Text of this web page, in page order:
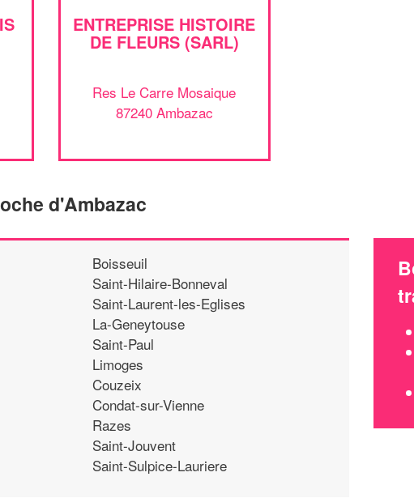
ENTREPRISE HISTOIRE
DE FLEURS (SARL)
Res Le Carre Mosaique
87240 Ambazac
d'Ambazac
Boisseuil
Saint-Hilaire-Bonneval
Saint-Laurent-les-Eglises
La-Geneytouse
Saint-Paul
Limoges
Couzeix
Condat-sur-Vienne
Razes
Saint-Jouvent
Saint-Sulpice-Lauriere